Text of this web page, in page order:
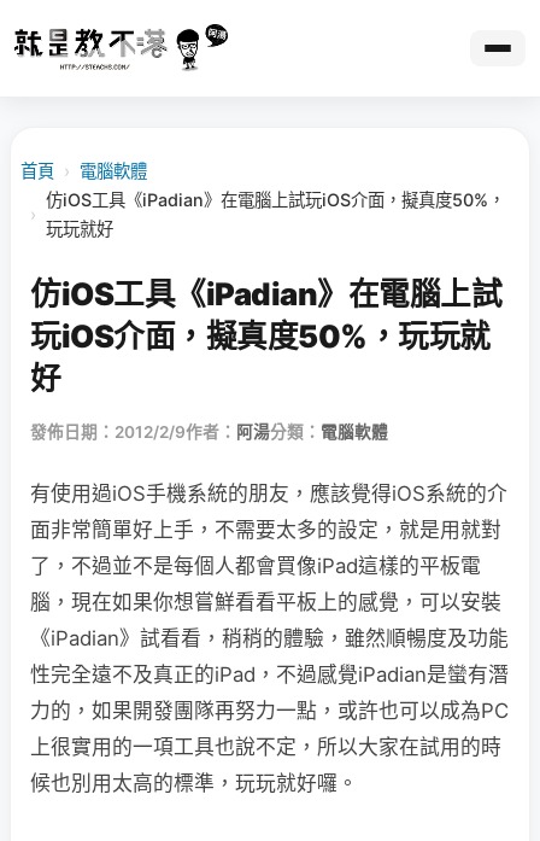
首頁 › 電腦軟體
›
仿iOS工具《iPadian》在電腦上試玩iOS介面，擬真度50%，
玩玩就好
仿iOS工具《iPadian》在電腦上試
玩iOS介面，擬真度50%，玩玩就
好
發佈日期：2012/2/9作者： 阿湯分類： 電腦軟體
有使用過iOS手機系統的朋友，應該覺得iOS系統的介
面非常簡單好上手，不需要太多的設定，就是用就對
了，不過並不是每個人都會買像iPad這樣的平板電
腦，現在如果你想嘗鮮看看平板上的感覺，可以安裝
《iPadian》試看看，稍稍的體驗，雖然順暢度及功能
性完全遠不及真正的iPad，不過感覺iPadian是蠻有潛
力的，如果開發團隊再努力一點，或許也可以成為PC
上很實用的一項工具也說不定，所以大家在試用的時
候也別用太高的標準，玩玩就好囉。